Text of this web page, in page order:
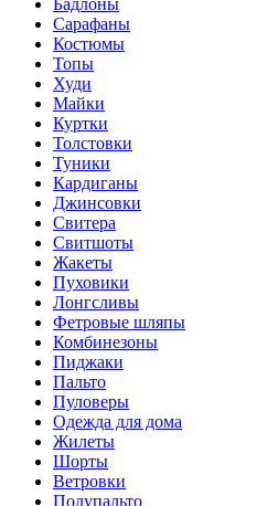
Бадлоны
Сарафаны
Костюмы
Топы
Худи
Майки
Куртки
Толстовки
Туники
Кардиганы
Джинсовки
Свитера
Свитшоты
Жакеты
Пуховики
Лонгсливы
Фетровые шляпы
Комбинезоны
Пиджаки
Пальто
Пуловеры
Одежда для дома
Жилеты
Шорты
Ветровки
Полупальто